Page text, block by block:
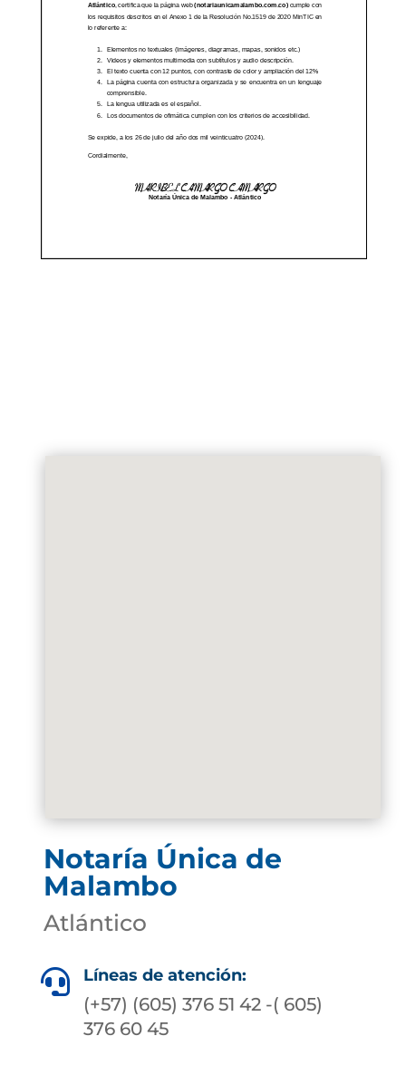
Notaría Única de
Malambo
Atlántico
 Líneas de atención:
(+57) (605) 376 51 42 -( 605)
376 60 45